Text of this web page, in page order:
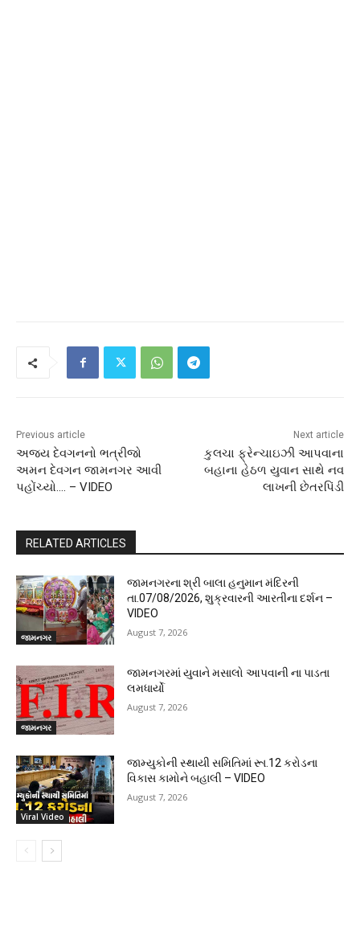
Previous article
અજય દેવગનનો ભત્રીજો
અમન દેવગન જામનગર આવી
પહોંચ્યો…. – VIDEO
Next article
કુલચા ફ્રેન્ચાઇઝી આપવાના
બહાના હેઠળ યુવાન સાથે નવ
લાખની છેતરપિંડી
RELATED ARTICLES
જામનગર
જામનગરના શ્રી બાલા હનુમાન મંદિરની
તા.07/08/2026, શુક્રવારની આરતીના દર્શન –
VIDEO
August 7, 2026
જામનગર
જામનગરમાં યુવાને મસાલો આપવાની ના પાડતા
લમધાર્યો
August 7, 2026
Viral Video
જામ્યુકોની સ્થાયી સમિતિમાં રૂા.12 કરોડના
વિકાસ કામોને બહાલી – VIDEO
August 7, 2026